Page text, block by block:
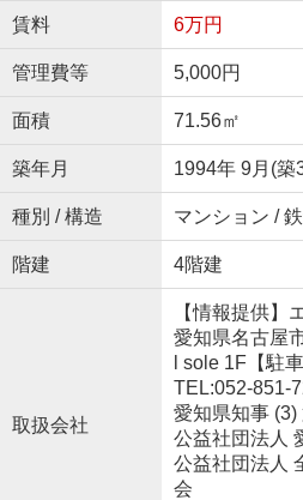
賃料 6万円
管理費等 5,000円
面積 71.56㎡
築年月 1994年 9月(築
種別 / 構造 マンション /
階建 4階建
取扱会社
【情報提供】
愛知県名古屋
l sole 1F【駐
TEL:052-851-
愛知県知事 (3)
公益社団法人
公益社団法人
会